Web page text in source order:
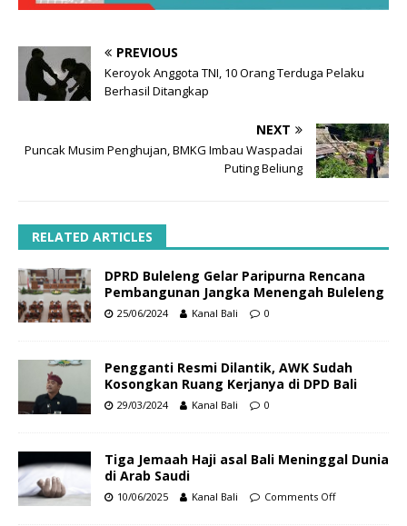
PREVIOUS
Keroyok Anggota TNI, 10 Orang Terduga Pelaku
Berhasil Ditangkap
NEXT
Puncak Musim Penghujan, BMKG Imbau Waspadai
Puting Beliung
RELATED ARTICLES
DPRD Buleleng Gelar Paripurna Rencana
Pembangunan Jangka Menengah Buleleng
25/06/2024 Kanal Bali 0
Pengganti Resmi Dilantik, AWK Sudah
Kosongkan Ruang Kerjanya di DPD Bali
29/03/2024 Kanal Bali 0
Tiga Jemaah Haji asal Bali Meninggal Dunia
di Arab Saudi
10/06/2025 Kanal Bali Comments Off